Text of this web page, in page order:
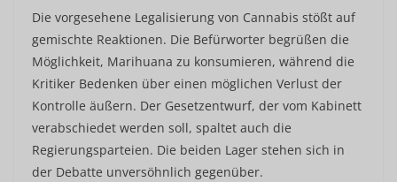
Die vorgesehene Legalisierung von Cannabis stößt auf
gemischte Reaktionen. Die Befürworter begrüßen die
Möglichkeit, Marihuana zu konsumieren, während die
Kritiker Bedenken über einen möglichen Verlust der
Kontrolle äußern. Der Gesetzentwurf, der vom Kabinett
verabschiedet werden soll, spaltet auch die
Regierungsparteien. Die beiden Lager stehen sich in
der Debatte unversöhnlich gegenüber.